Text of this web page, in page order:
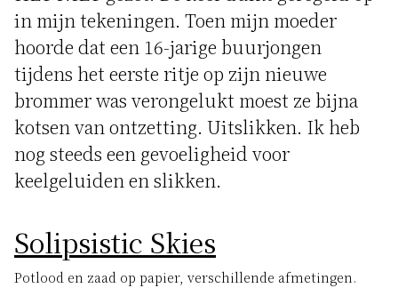
in mijn tekeningen. Toen mijn moeder
hoorde dat een 16-jarige buurjongen
tijdens het eerste ritje op zijn nieuwe
brommer was verongelukt moest ze bijna
kotsen van ontzetting. Uitslikken. Ik heb
nog steeds een gevoeligheid voor
keelgeluiden en slikken.
Solipsistic Skies
Potlood en zaad op papier, verschillende afmetingen.